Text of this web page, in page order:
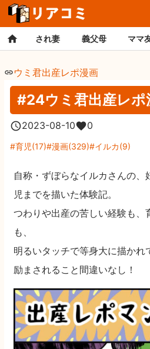
され妻 義父母 ママ
ウミ君出産レポ漫画
#24ウミ君出産レポ
2023-08-10 0
育児(17) 漫画(329) イルカ(9)
自称・ずぼらなイルカさんの
児までを描いた体験記。
つわりや出産の苦しい経験も、
も、
明るいタッチで等身大に描かれ
励まされること間違いなし！